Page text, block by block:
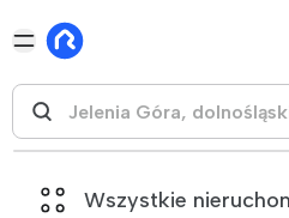
Wszystkie